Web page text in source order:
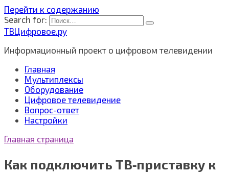
Перейти к содержанию
Search for:
ТВЦифровое.ру
Информационный проект о цифровом телевидении
Главная
Мультиплексы
Оборудование
Цифровое телевидение
Вопрос-ответ
Настройки
Главная страница
Как подключить ТВ‑приставку к